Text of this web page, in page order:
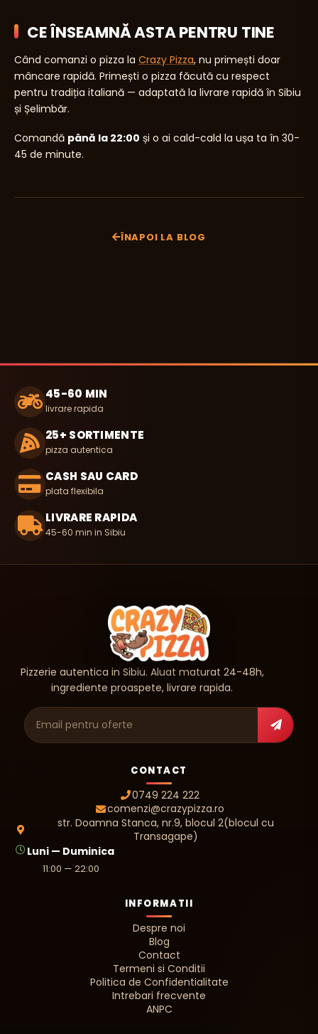
CE ÎNSEAMNĂ ASTA PENTRU TINE
Când comanzi o pizza la Crazy Pizza, nu primești doar
mâncare rapidă. Primești o pizza făcută cu respect
pentru tradiția italiană — adaptată la livrare rapidă în Sibiu
și Șelimbăr.
Comandă până la 22:00 și o ai cald-cald la ușa ta în 30-
45 de minute.
ÎNAPOI LA BLOG
45-60 MIN
livrare rapida
25+ SORTIMENTE
pizza autentica
CASH SAU CARD
plata flexibila
LIVRARE RAPIDA
45-60 min in Sibiu
Pizzerie autentica in Sibiu. Aluat maturat 24-48h,
ingrediente proaspete, livrare rapida.
Adresa de e-mail
CONTACT
0749 224 222
comenzi@crazypizza.ro
str. Doamna Stanca, nr.9, blocul 2(blocul cu
Transagape)
Luni — Duminica
11:00 — 22:00
INFORMATII
Despre noi
Blog
Contact
Termeni si Conditii
Politica de Confidentialitate
Intrebari frecvente
ANPC